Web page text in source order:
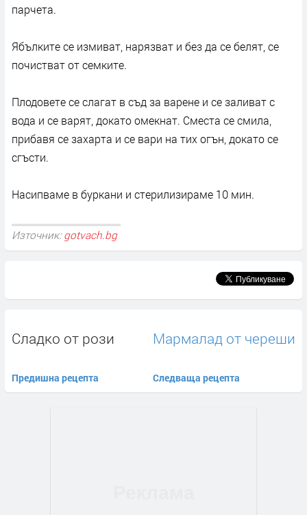
парчета.
Ябълките се измиват, нарязват и без да се белят, се
почистват от семките.
Плодовете се слагат в съд за варене и се заливат с
вода и се варят, докато омекнат. Сместа се смила,
прибавя се захарта и се вари на тих огън, докато се
сгъсти.
Насипваме в буркани и стерилизираме 10 мин.
Източник: gotvach.bg
Сладко от рози
Предишна рецепта
Мармалад от череши
Следваща рецепта